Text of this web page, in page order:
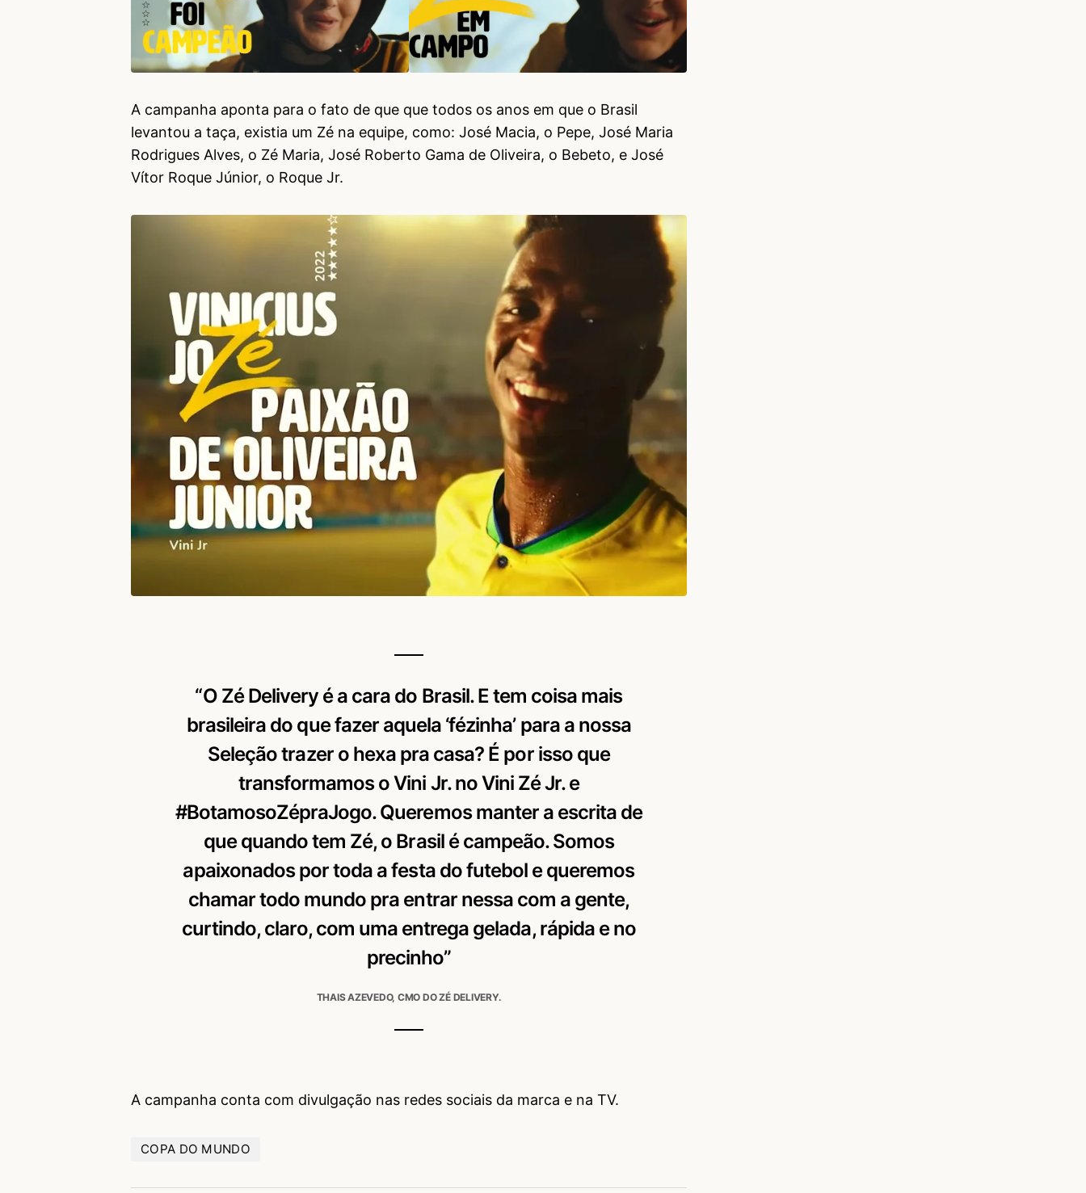
A campanha aponta para o fato de que que todos os anos em que o Brasil
levantou a taça, existia um Zé na equipe, como: José Macia, o Pepe, José Maria
Rodrigues Alves, o Zé Maria, José Roberto Gama de Oliveira, o Bebeto, e José
Vítor Roque Júnior, o Roque Jr.
“O Zé Delivery é a cara do Brasil. E tem coisa mais
brasileira do que fazer aquela ‘fézinha’ para a nossa
Seleção trazer o hexa pra casa? É por isso que
transformamos o Vini Jr. no Vini Zé Jr. e
#BotamosoZépraJogo. Queremos manter a escrita de
que quando tem Zé, o Brasil é campeão. Somos
apaixonados por toda a festa do futebol e queremos
chamar todo mundo pra entrar nessa com a gente,
curtindo, claro, com uma entrega gelada, rápida e no
precinho”
THAIS AZEVEDO, CMO DO ZÉ DELIVERY.
A campanha conta com divulgação nas redes sociais da marca e na TV.
COPA DO MUNDO